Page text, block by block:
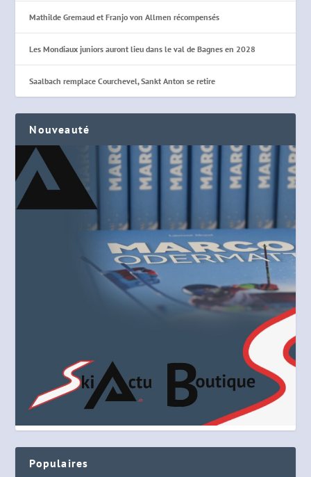
Mathilde Gremaud et Franjo von Allmen récompensés
Les Mondiaux juniors auront lieu dans le val de Bagnes en 2028
Saalbach remplace Courchevel, Sankt Anton se retire
Nouveauté
Populaires